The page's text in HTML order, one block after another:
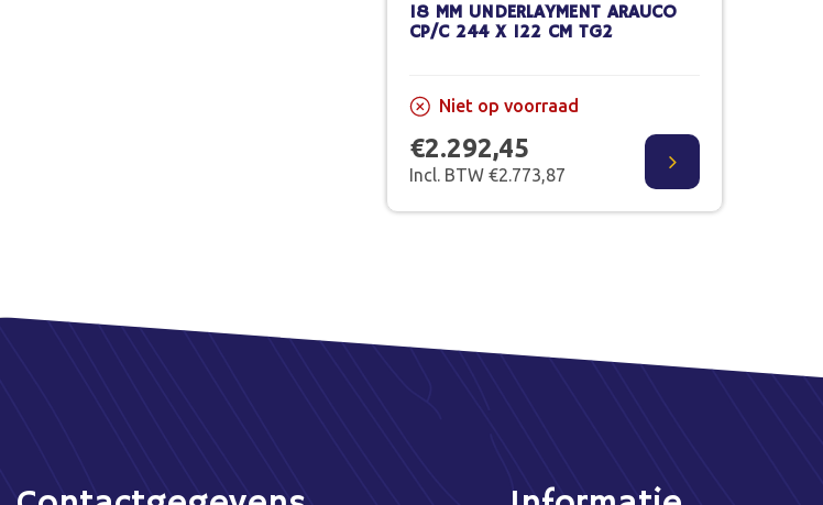
18 MM UNDERLAYMENT ARAUCO
CP/C 244 X 122 CM TG2
Niet op voorraad
€2.292,45
Incl. BTW €2.773,87